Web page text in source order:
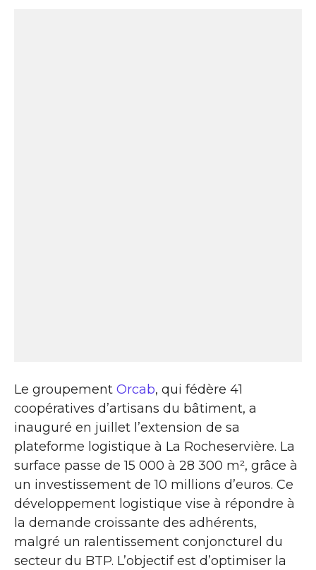
Le groupement Orcab, qui fédère 41
coopératives d’artisans du bâtiment, a
inauguré en juillet l’extension de sa
plateforme logistique à La Rocheservière. La
surface passe de 15 000 à 28 300 m², grâce à
un investissement de 10 millions d’euros. Ce
développement logistique vise à répondre à
la demande croissante des adhérents,
malgré un ralentissement conjoncturel du
secteur du BTP. L’objectif est d’optimiser la